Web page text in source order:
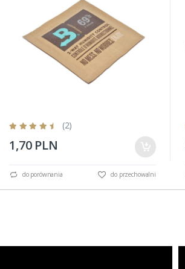
(2)
1,70 PLN
do porównania do przechowalni